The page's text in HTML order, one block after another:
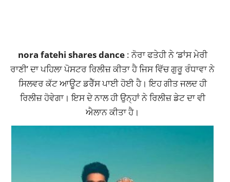
nora fatehi shares dance: ਨੋਰਾ ਫਤੇਹੀ ਨੇ ‘ਡਾਂਸ ਮੇਰੀ
ਰਾਣੀ’ ਦਾ ਪਹਿਲਾ ਪੋਸਟਰ ਰਿਲੀਜ਼ ਕੀਤਾ ਹੈ ਜਿਸ ਵਿੱਚ ਗੁਰੂ ਰੰਧਾਵਾ ਨੇ
ਸਿਲਵਰ ਕੱਟ ਆਊਟ ਡਰੈੱਸ ਪਾਈ ਹੋਈ ਹੈ।ਇਹ ਗੀਤ ਜਲਦ ਹੀ
ਰਿਲੀਜ਼ ਹੋਵੇਗਾ। ਇਸ ਦੇ ਨਾਲ ਹੀ ਉਨ੍ਹਾਂ ਨੇ ਰਿਲੀਜ਼ ਡੇਟ ਦਾ ਵੀ
ਐਲਾਨ ਕੀਤਾ ਹੈ।